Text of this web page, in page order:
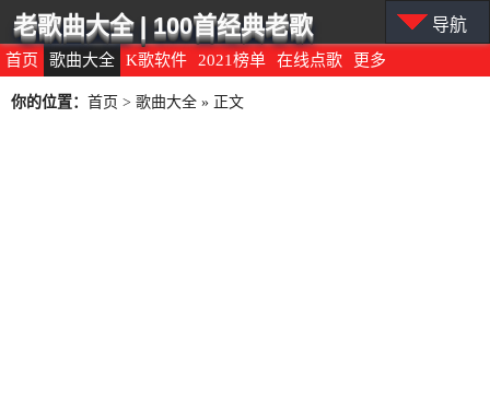
首页 歌曲大全 K歌软件 2021榜单 在线点歌 更多
老歌曲大全 | 100首经典老歌 导航
你的位置： 首页 > 歌曲大全 » 正文